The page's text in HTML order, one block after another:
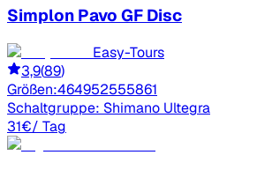
Simplon Pavo GF Disc
Easy-Tours
3,9(89)
Größen:464952555861
Schaltgruppe: Shimano Ultegra
31€/ Tag